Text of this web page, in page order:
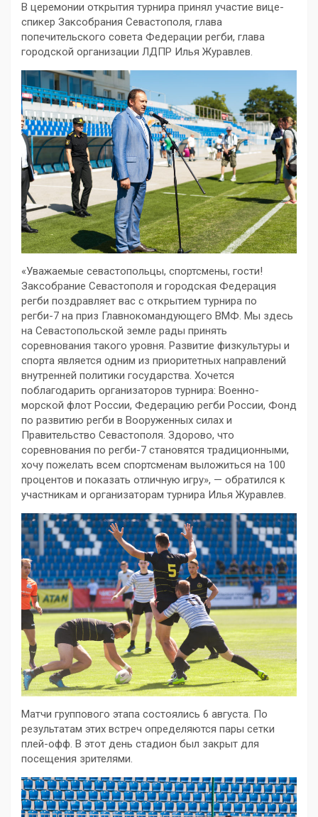
В церемонии открытия турнира принял участие вице-
спикер Заксобрания Севастополя, глава
попечительского совета Федерации регби, глава
городской организации ЛДПР Илья Журавлев.
«Уважаемые севастопольцы, спортсмены, гости!
Заксобрание Севастополя и городская Федерация
регби поздравляет вас с открытием турнира по
регби-7 на приз Главнокомандующего ВМФ. Мы здесь
на Севастопольской земле рады принять
соревнования такого уровня. Развитие физкультуры и
спорта является одним из приоритетных направлений
внутренней политики государства. Хочется
поблагодарить организаторов турнира: Военно-
морской флот России, Федерацию регби России, Фонд
по развитию регби в Вооруженных силах и
Правительство Севастополя. Здорово, что
соревнования по регби-7 становятся традиционными,
хочу пожелать всем спортсменам выложиться на 100
процентов и показать отличную игру», — обратился к
участникам и организаторам турнира Илья Журавлев.
Матчи группового этапа состоялись 6 августа. По
результатам этих встреч определяются пары сетки
плей-офф. В этот день стадион был закрыт для
посещения зрителями.